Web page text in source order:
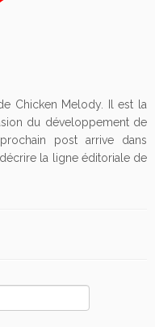
Chicken Melody. Il est la
du développement de
post arrive dans
la ligne éditoriale de